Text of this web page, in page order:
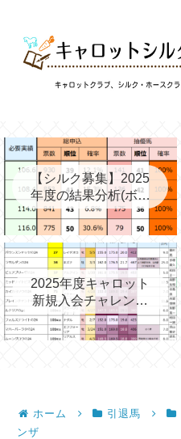
【シルク募集】2025
年度の結果分析(ボー
ダー、確率、昨年度
との比較など)
2025年度キャロット
新規入会チャレンジ
と第2次募集を考える
ホーム 引退馬
ンザ